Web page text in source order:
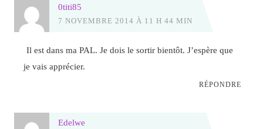
0titi85
7 NOVEMBRE 2014 À 11 H 44 MIN
Il est dans ma PAL. Je dois le sortir bientôt. J’espère que
je vais apprécier.
RÉPONDRE
Edelwe